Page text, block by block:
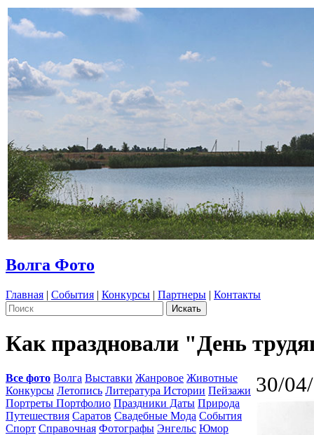
Волга Фото
Главная | События | Конкурсы | Партнеры | Контакты
Как праздновали "День
Все фото Волга Выставки Жанровое Животные
Конкурсы Летопись Литература Истории Пейзажи
Портреты Портфолио Праздники Даты Природа
Путешествия Саратов Свадебные Мода События
Спорт Справочная Фотографы Энгельс Юмор
30/